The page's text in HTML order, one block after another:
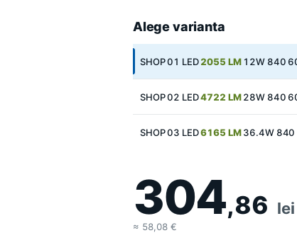
Alege varianta
SHOP 01 LED2055 LM12W 840
SHOP 02 LED4722 LM28W 840
SHOP 03 LED6165 LM36.4W 840
304,86 lei
≈ 58,08 €